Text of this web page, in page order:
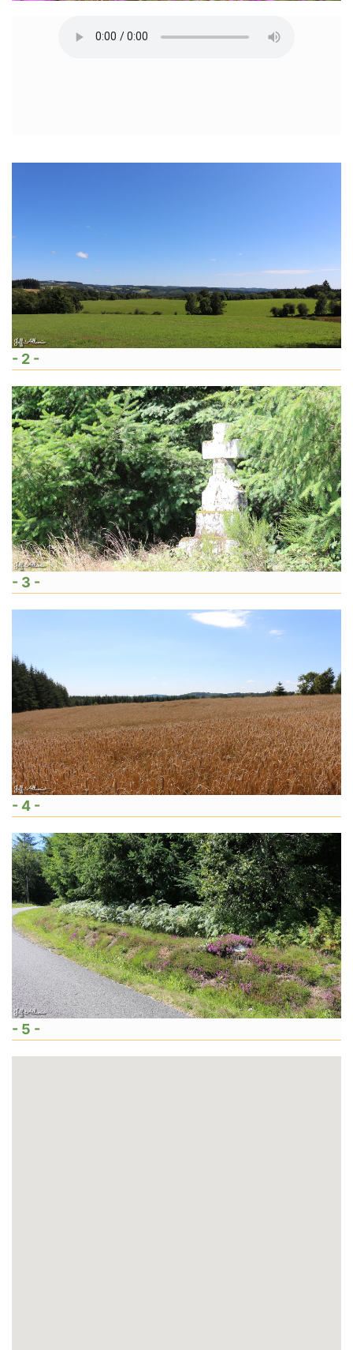
- 2 -
- 3 -
- 4 -
- 5 -